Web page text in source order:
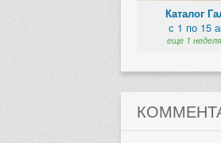
Каталог
с 1 по 15
еще 1